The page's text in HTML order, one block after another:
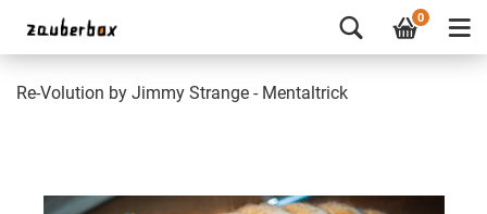
0
Re-Volution by Jimmy Strange - Mentaltrick